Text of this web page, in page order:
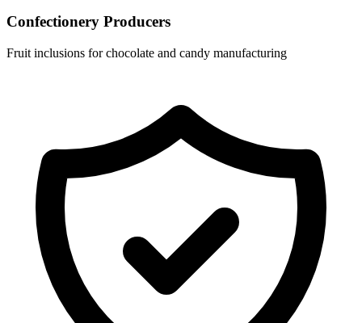
Confectionery Producers
Fruit inclusions for chocolate and candy manufacturing